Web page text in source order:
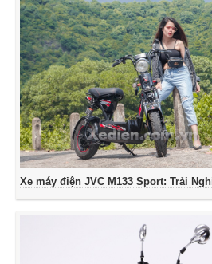
Xe máy điện JVC M133 Sport: Trải